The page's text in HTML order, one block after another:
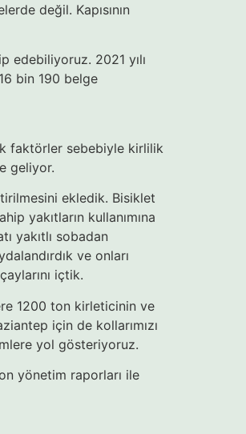
değil. Kapısının
edebiliyoruz. 2021 yılı
bin 190 belge
faktörler sebebiyle kirlilik
geliyor.
ekledik. Bisiklet
yakıtların kullanımına
yakıtlı sobadan
ve onları
içtik.
1200 ton kirleticinin ve
için de kollarımızı
yol gösteriyoruz.
yönetim raporları ile